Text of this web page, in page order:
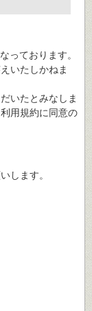
っております。
いたしかねま
いたとみなしま
用規約に同意の
します。